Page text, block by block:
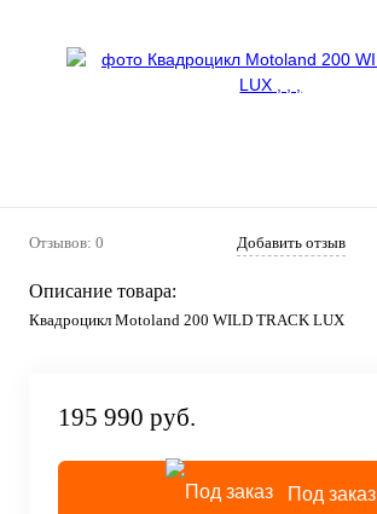
Отзывов: 0 Добавить отзыв
Описание товара:
Квадроцикл Motoland 200 WILD TRACK LUX
195 990 руб.
Под заказ